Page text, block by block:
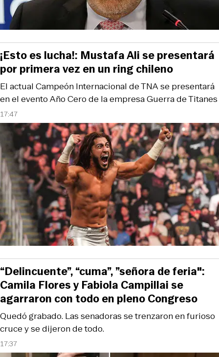
17:47
El actual Campeón Internacional de TNA se presentará
en el evento Año Cero de la empresa Guerra de Titanes
¡Esto es lucha!: Mustafa Ali se presentará
por primera vez en un ring chileno
17:37
Quedó grabado. Las senadoras se trenzaron en furioso
cruce y se dijeron de todo.
“Delincuente”, “cuma”, ”señora de feria":
Camila Flores y Fabiola Campillai se
agarraron con todo en pleno Congreso